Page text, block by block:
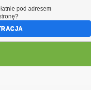
pod adresem